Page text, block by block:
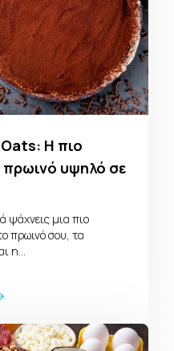
Η πιο
πρωινό υψηλό σε
ψάχνεις μια πιο
πρωινό σου, τα
η…